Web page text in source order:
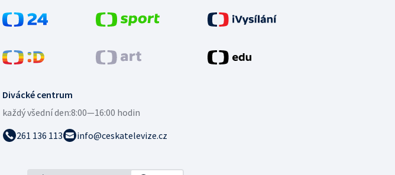
Divácké centrum
každý všední den:8:00—16:00 hodin
261 136 113
info@ceskatelevize.cz